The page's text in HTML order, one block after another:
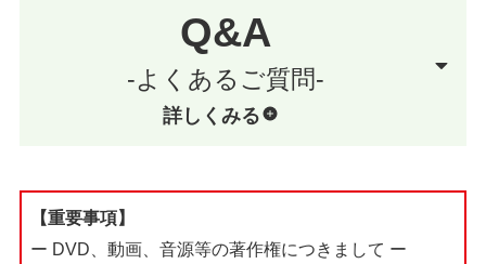
Q&A
-よくあるご質問-
詳しくみる
【重要事項】
ー DVD、動画、音源等の著作権につきまして ー